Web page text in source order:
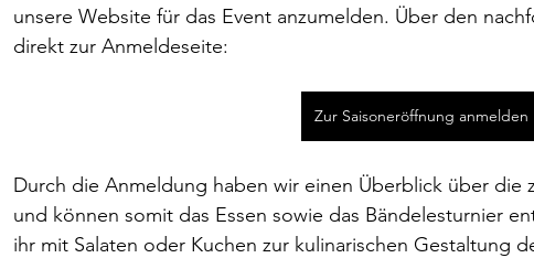
unsere Website für das Event anzumelden. Über den
direkt zur Anmeldeseite:
Zur Saisoneröffnung anmelden
Durch die Anmeldung haben wir einen Überblick über die
und können somit das Essen sowie das Bändelesturnier
ihr mit Salaten oder Kuchen zur kulinarischen Gestaltung